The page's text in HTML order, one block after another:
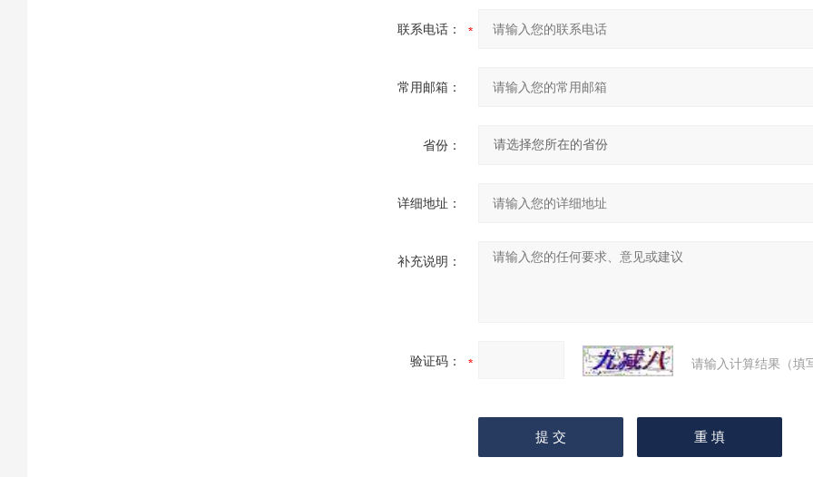
联系电话：
常用邮箱：
省份：
详细地址：
补充说明：
验证码： 请输入计算结果（填